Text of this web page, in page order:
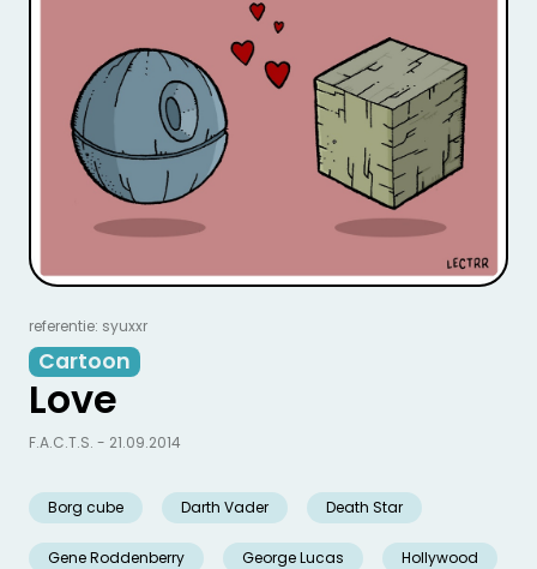
referentie: syuxxr
Cartoon
Love
Borg cube Darth Vader Death Star
Gene Roddenberry George Lucas Hollywood
F.A.C.T.S. - 21.09.2014